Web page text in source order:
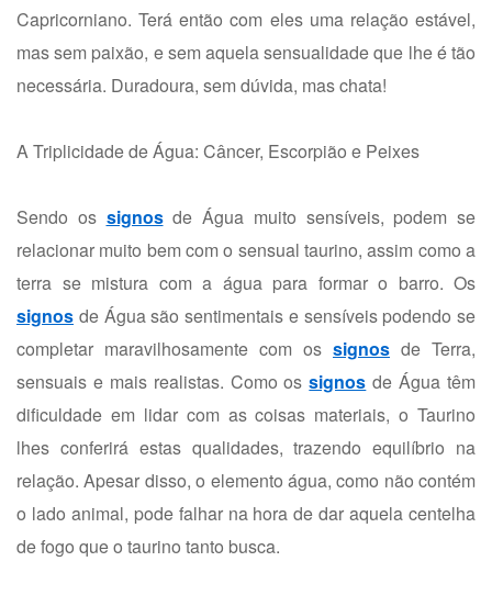
Capricorniano. Terá então com eles uma relação estável,
mas sem paixão, e sem aquela sensualidade que lhe é tão
necessária. Duradoura, sem dúvida, mas chata!
A Triplicidade de Água: Câncer, Escorpião e Peixes
Sendo os signosde Água muito sensíveis, podem se
relacionar muito bem com o sensual taurino, assim como a
terra se mistura com a água para formar o barro. Os
signos de Água são sentimentais e sensíveis podendo se
completar maravilhosamente com os signos de Terra,
sensuais e mais realistas. Como ossignos de Água têm
dificuldade em lidar com as coisas materiais, o Taurino
lhes conferirá estas qualidades, trazendo equilíbrio na
relação. Apesar disso, o elemento água, como não contém
o lado animal, pode falhar na hora de dar aquela centelha
de fogo que o taurino tanto busca.